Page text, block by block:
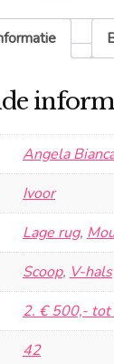
Angela
Ivoor
Lage rug,
Scoop, V-hals
2. € 500,-
42